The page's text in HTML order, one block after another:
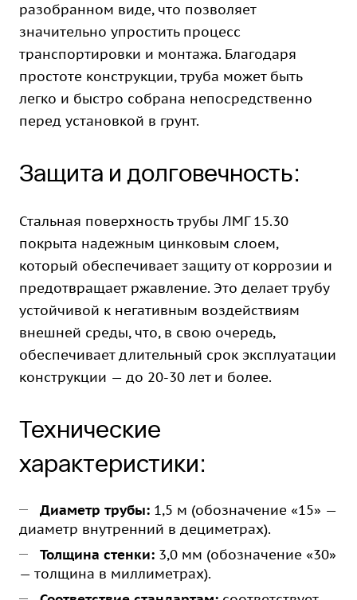
разобранном виде, что позволяет
значительно упростить процесс
транспортировки и монтажа. Благодаря
простоте конструкции, труба может быть
легко и быстро собрана непосредственно
перед установкой в грунт.
Защита и долговечность:
Стальная поверхность трубы ЛМГ 15.30
покрыта надежным цинковым слоем,
который обеспечивает защиту от коррозии и
предотвращает ржавление. Это делает трубу
устойчивой к негативным воздействиям
внешней среды, что, в свою очередь,
обеспечивает длительный срок эксплуатации
конструкции — до 20-30 лет и более.
Технические
характеристики:
Диаметр трубы: 1,5 м (обозначение «15» —
диаметр внутренний в дециметрах).
Толщина стенки: 3,0 мм (обозначение «30»
— толщина в миллиметрах).